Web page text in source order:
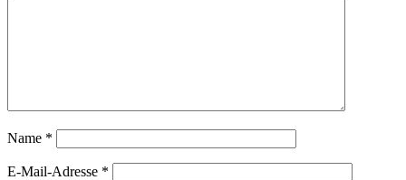
Name *
E-Mail-Adresse *